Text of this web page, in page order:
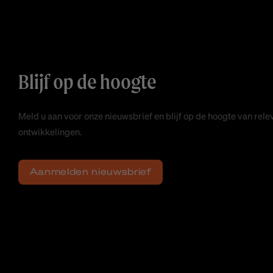
Blijf op de hoogte
Meld u aan voor onze nieuwsbrief en blijf op de hoogte van
ontwikkelingen.
Aanmelden nieuwsbrief